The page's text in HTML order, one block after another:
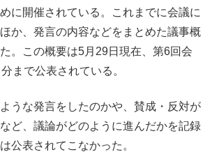
に開催されている。これまでに会議に
か、発言の内容などをまとめた議事概
。この概要は5月29日現在、第6回会
まで公表されている。
うな発言をしたのかや、賛成・反対が
ど、議論がどのように進んだかを記録
公表されてこなかった。